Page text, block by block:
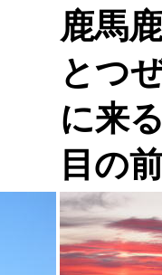
鹿馬
とつ
に来
目の